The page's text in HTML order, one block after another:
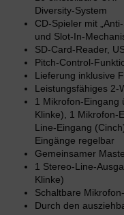
Diversity-System
CD-Spieler mit
und Slot-In-
SD-Card-Reader,
Pitch-Control-
Lieferung inklusive
Leistungsfähiges 2-
1 Mikrofon-Eingang
Klinke), 1 Mikrofon-
Line-Eingang
Eingänge regelbar
Gemeinsamer
1 Stereo-Line-
Klinke)
Schaltbare
Durch den